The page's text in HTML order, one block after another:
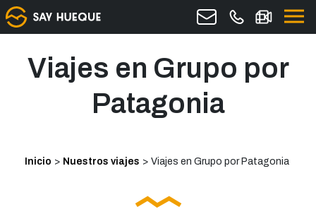
Viajes en Grupo por
Patagonia
Inicio > Nuestros viajes > Viajes en Grupo por Patagonia